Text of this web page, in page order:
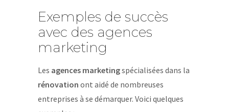
Exemples de succès
avec des agences
marketing
Les agences marketingspécialisées dans la
rénovation ont aidé de nombreuses
entreprises à se démarquer. Voici quelques